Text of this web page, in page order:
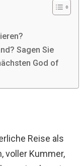
Sagen Sie
God of
Reise als
voller Kummer,